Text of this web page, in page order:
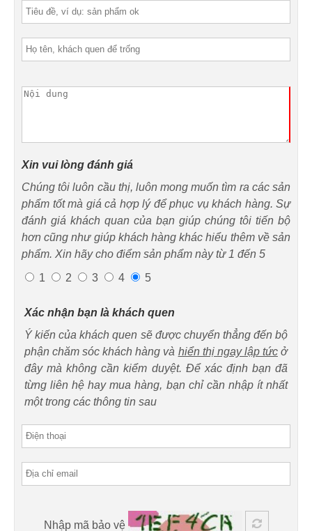
Xin vui lòng đánh giá
Chúng tôi luôn cầu thị, luôn mong muốn tìm ra các sản
phẩm tốt mà giá cả hợp lý để phục vụ khách hàng. Sự
đánh giá khách quan của bạn giúp chúng tôi tiến bộ
hơn cũng như giúp khách hàng khác hiểu thêm về sản
phẩm. Xin hãy cho điểm sản phẩm này từ 1 đến 5
1
2 3 4 5
Xác nhận bạn là khách quen
Ý kiến của khách quen sẽ được chuyển thẳng đến bộ
phận chăm sóc khách hàng và hiển thị ngay lập tứcở
đây mà không cần kiểm duyệt. Để xác định bạn đã
từng liên hệ hay mua hàng, bạn chỉ cần nhập ít nhất
một trong các thông tin sau
Nhập mã bảo vệ